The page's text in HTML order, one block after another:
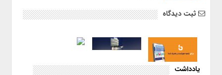
ثبت دیدگاه
یادداشت